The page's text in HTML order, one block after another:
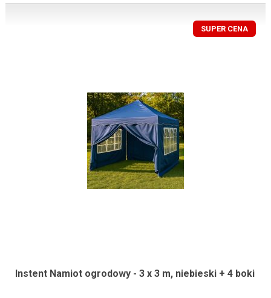
SUPER CENA
Instent Namiot ogrodowy - 3 x 3 m, niebieski + 4 boki